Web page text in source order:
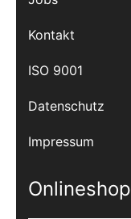
Kontakt
ISO 9001
Datenschutz
Impressum
Onlineshop